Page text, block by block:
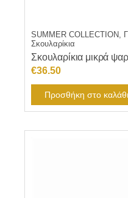
SUMMER COLLECTION,
Σκουλαρίκια
Σκουλαρίκια μικρά
€36.50
Προσθήκη στο καλάθι